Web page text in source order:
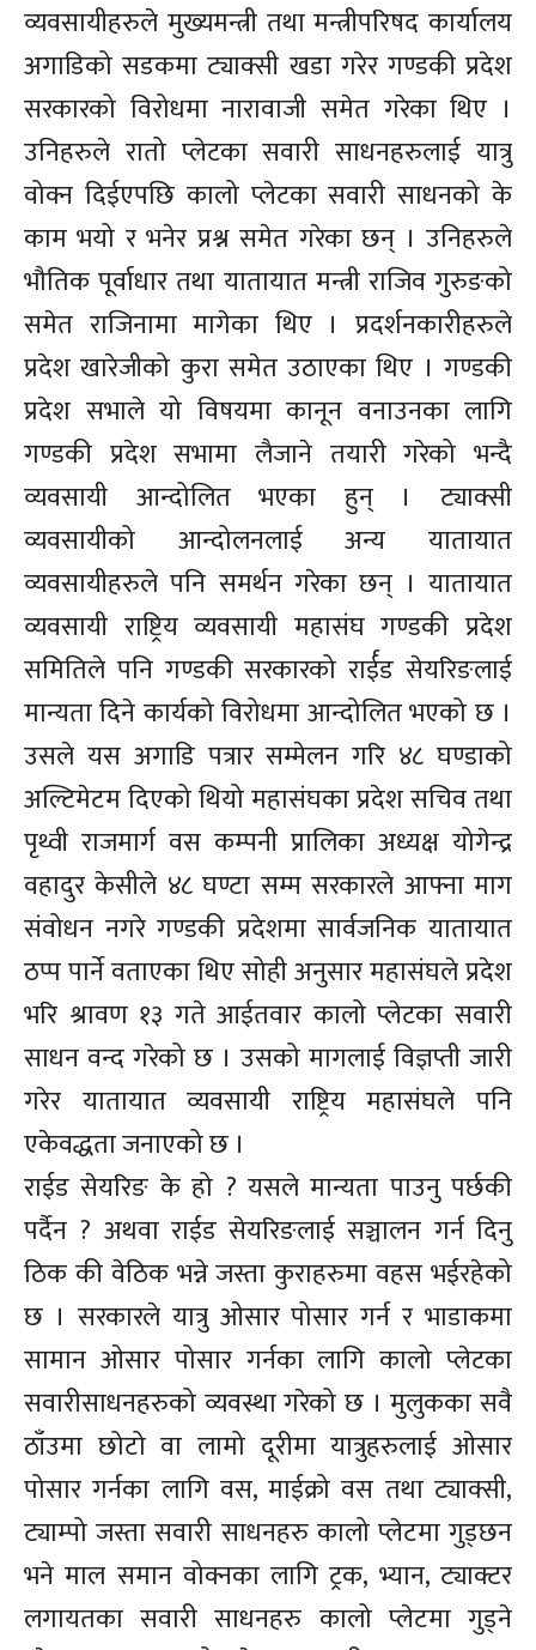
व्यवसायीहरुले मुख्यमन्त्री तथा मन्त्रीपरिषद कार्यालय
अगाडिको सडकमा ट्याक्सी खडा गरेर गण्डकी प्रदेश
सरकारको विरोधमा नारावाजी समेत गरेका थिए ।
उनिहरुले रातो प्लेटका सवारी साधनहरुलाई यात्रु
वोक्न दिईएपछि कालो प्लेटका सवारी साधनको के
काम भयो र भनेर प्रश्न समेत गरेका छन् । उनिहरुले
भौतिक पूर्वाधार तथा यातायात मन्त्री राजिव गुरुङको
समेत राजिनामा मागेका थिए । प्रदर्शनकारीहरुले
प्रदेश खारेजीको कुरा समेत उठाएका थिए । गण्डकी
प्रदेश सभाले यो विषयमा कानून वनाउनका लागि
गण्डकी प्रदेश सभामा लैजाने तयारी गरेको भन्दै
व्यवसायी आन्दोलित भएका हुन् । ट्याक्सी
व्यवसायीको आन्दोलनलाई अन्य यातायात
व्यवसायीहरुले पनि समर्थन गरेका छन् । यातायात
व्यवसायी राष्ट्रिय व्यवसायी महासंघ गण्डकी प्रदेश
समितिले पनि गण्डकी सरकारको रार्ईड सेयरिङलाई
मान्यता दिने कार्यको विरोधमा आन्दोलित भएको छ ।
उसले यस अगाडि पत्रार सम्मेलन गरि ४८ घण्डाको
अल्टिमेटम दिएको थियो महासंघका प्रदेश सचिव तथा
पृथ्वी राजमार्ग वस कम्पनी प्रालिका अध्यक्ष योगेन्द्र
वहादुर केसीले ४८ घण्टा सम्म सरकारले आफ्ना माग
संवोधन नगरे गण्डकी प्रदेशमा सार्वजनिक यातायात
ठप्प पार्ने वताएका थिए सोही अनुसार महासंघले प्रदेश
भरि श्रावण १३ गते आईतवार कालो प्लेटका सवारी
साधन वन्द गरेको छ । उसको मागलाई विज्ञप्ती जारी
गरेर यातायात व्यवसायी राष्ट्रिय महासंघले पनि
एकेवद्धता जनाएको छ ।
राईड सेयरिङ के हो ? यसले मान्यता पाउनु पर्छकी
पर्दैन ? अथवा राईड सेयरिङलाई सञ्चालन गर्न दिनु
ठिक की वेठिक भन्ने जस्ता कुराहरुमा वहस भईरहेको
छ । सरकारले यात्रु ओसार पोसार गर्न र भाडाकमा
सामान ओसार पोसार गर्नका लागि कालो प्लेटका
सवारीसाधनहरुको व्यवस्था गरेको छ । मुलुकका सवै
ठाँउमा छोटो वा लामो दूरीमा यात्रुहरुलाई ओसार
पोसार गर्नका लागि वस, माईक्रो वस तथा ट्याक्सी,
ट्याम्पो जस्ता सवारी साधनहरु कालो प्लेटमा गुड्छन
भने माल समान वोक्नका लागि ट्रक, भ्यान, ट्याक्टर
लगायतका सवारी साधनहरु कालो प्लेटमा गुड्ने